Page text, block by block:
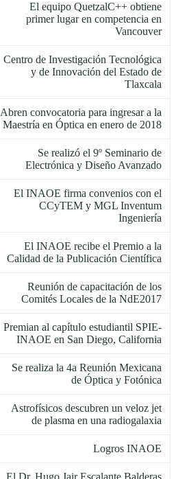
El equipo QuetzalC++ obtiene
primer lugar en competencia en
Vancouver
Centro de Investigación Tecnológica
y de Innovación del Estado de
Tlaxcala
Abren convocatoria para ingresar a la
Maestría en Óptica en enero de 2018
Se realizó el 9º Seminario de
Electrónica y Diseño Avanzado
El INAOE firma convenios con el
CCyTEM y MGL Inventum
Ingeniería
El INAOE recibe el Premio a la
Calidad de la Publicación Científica
Reunión de capacitación de los
Comités Locales de la NdE2017
Premian al capítulo estudiantil SPIE-
INAOE en San Diego, California
Se realiza la 4a Reunión Mexicana
de Óptica y Fotónica
Astrofísicos descubren un veloz jet
de plasma en una radiogalaxia
Logros INAOE